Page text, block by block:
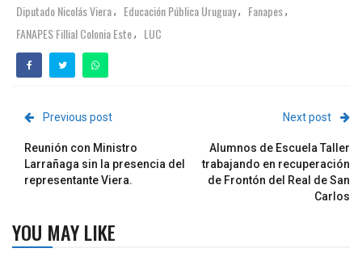
Diputado Nicolás Viera, Educación Pública Uruguay, Fanapes,
FANAPES Fillial Colonia Este, LUC
Previous post
Reunión con Ministro
Larrañaga sin la presencia del
representante Viera.
Next post
Alumnos de Escuela Taller
trabajando en recuperación
de Frontón del Real de San
Carlos
YOU MAY LIKE